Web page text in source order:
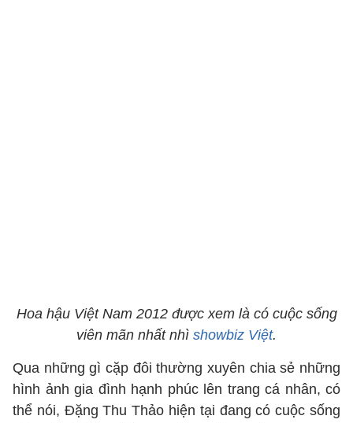
Hoa hậu Việt Nam 2012 được xem là có cuộc sống
viên mãn nhất nhì showbiz Việt.
Qua những gì cặp đôi thường xuyên chia sẻ những
hình ảnh gia đình hạnh phúc lên trang cá nhân, có
thể nói, Đặng Thu Thảo hiện tại đang có cuộc sống